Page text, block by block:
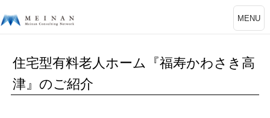
MENU
住宅型有料老人ホーム『福寿かわさき高
津』のご紹介